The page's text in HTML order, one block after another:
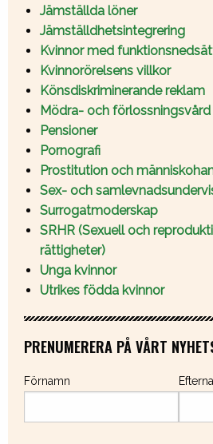
Jämställda löner
Jämställdhetsintegrering
Kvinnor med
Kvinnorörelsens villkor
Könsdiskriminerande reklam
Mödra- och förlossningsvård
Pensioner
Pornografi
Prostitution och
Sex- och
Surrogatmoderskap
SRHR (Sexuell och
rättigheter)
Unga kvinnor
Utrikes födda kvinnor
PRENUMERERA PÅ VÅRT
Förnamn